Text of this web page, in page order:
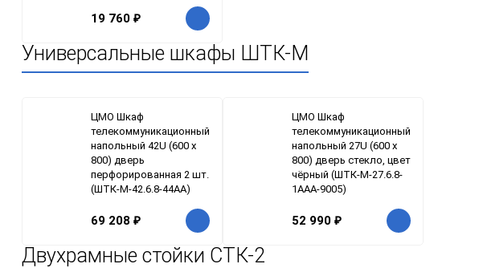
19 760 ₽
Универсальные шкафы ШТК-М
ЦМО Шкаф
телекоммуникационный
напольный 42U (600 х
800) дверь
перфорированная 2 шт.
(ШТК-М-42.6.8-44АА)
69 208 ₽
ЦМО Шкаф
телекоммуникационный
напольный 27U (600 х
800) дверь стекло, цвет
чёрный (ШТК-М-27.6.8-
1ААА-9005)
52 990 ₽
Двухрамные стойки СТК-2